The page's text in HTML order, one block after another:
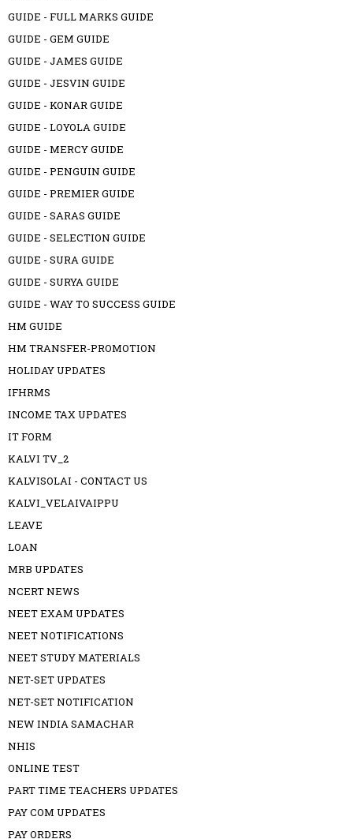
GUIDE - FULL MARKS GUIDE
GUIDE - GEM GUIDE
GUIDE - JAMES GUIDE
GUIDE - JESVIN GUIDE
GUIDE - KONAR GUIDE
GUIDE - LOYOLA GUIDE
GUIDE - MERCY GUIDE
GUIDE - PENGUIN GUIDE
GUIDE - PREMIER GUIDE
GUIDE - SARAS GUIDE
GUIDE - SELECTION GUIDE
GUIDE - SURA GUIDE
GUIDE - SURYA GUIDE
GUIDE - WAY TO SUCCESS GUIDE
HM GUIDE
HM TRANSFER-PROMOTION
HOLIDAY UPDATES
IFHRMS
INCOME TAX UPDATES
IT FORM
KALVI TV_2
KALVISOLAI - CONTACT US
KALVI_VELAIVAIPPU
LEAVE
LOAN
MRB UPDATES
NCERT NEWS
NEET EXAM UPDATES
NEET NOTIFICATIONS
NEET STUDY MATERIALS
NET-SET UPDATES
NET-SET NOTIFICATION
NEW INDIA SAMACHAR
NHIS
ONLINE TEST
PART TIME TEACHERS UPDATES
PAY COM UPDATES
PAY ORDERS